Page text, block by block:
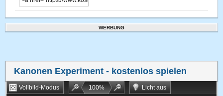
WERBUNG
Kanonen Experiment - kostenlos spielen
Vollbild-Modus 100%
Licht aus